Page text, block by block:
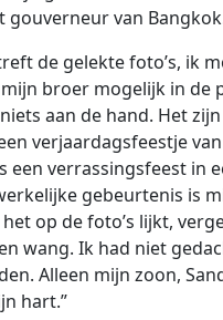
gouverneur van
de gelekte foto’s, ik
broer mogelijk in de
aan de hand. Het
verjaardagsfeestje
een verrassingsfeest in
gebeurtenis is
op de foto’s lijkt,
wang. Ik had niet
Alleen mijn zoon,
hart.”